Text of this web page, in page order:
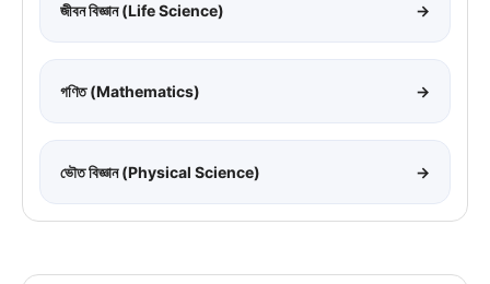
জীবন বিজ্ঞান (Life Science) →
গণিত (Mathematics) →
ভৌত বিজ্ঞান (Physical Science) →